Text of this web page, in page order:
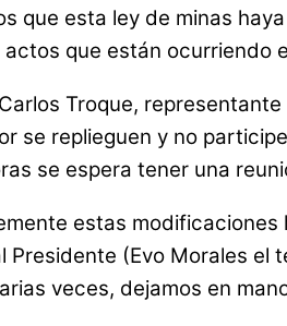
que esta ley de minas
que están ocurriendo
Troque,
se replieguen y no
se espera tener una
estas
Presidente (Evo Morales el
veces, dejamos en